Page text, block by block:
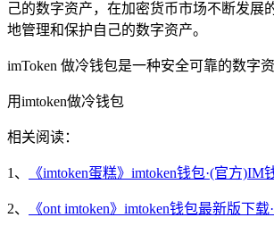
己的数字资产，在加密货币市场不断发
地管理和保护自己的数字资产。
imToken 做冷钱包是一种安全可靠的数字
用imtoken做冷钱包
相关阅读：
1、 《imtoken蛋糕》imtoken钱包·(官方)IM
2、 《ont imtoken》imtoken钱包最新版下